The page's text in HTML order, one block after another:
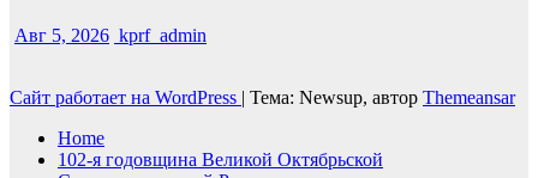
Авг 5, 2026 kprf_admin
Сайт работает на WordPress | Тема: Newsup, автор Themeansar
Home
102-я годовщина Великой Октябрьской